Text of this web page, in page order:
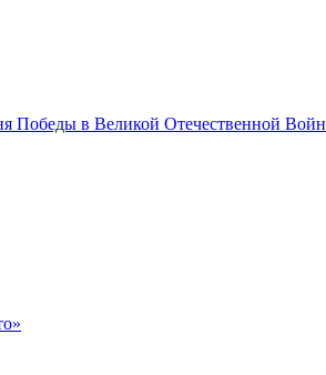
Победы в Великой Отечественной